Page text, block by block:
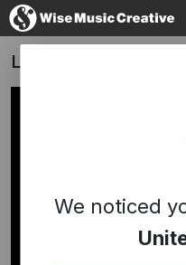
site
We noticed
La Danseuse de